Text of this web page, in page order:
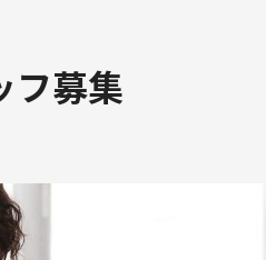
フ募集